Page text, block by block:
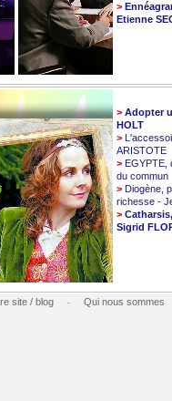
>
Etienne
> Adopter
HOLT
>
ARISTOTE
> EGYPTE,
du commun
> Diogène,
richesse -
>
Sigrid
site / blog - Qui nous sommes